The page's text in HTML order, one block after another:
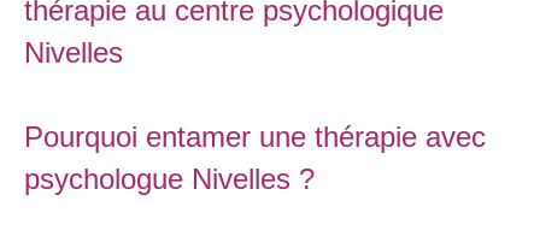
thérapie au centre psychologique
Nivelles
Pourquoi entamer une thérapie avec
psychologue Nivelles ?